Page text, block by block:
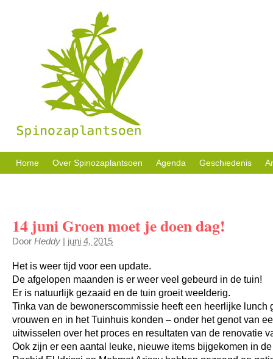
Home Over Spinozaplantsoen Agenda Geschiedenis
14 juni Groen moet je doen dag!
Door Heddy juni 4, 2015
Het is weer tijd voor een update.
De afgelopen maanden is er weer veel gebeurd in de tuin!
Er is natuurlijk gezaaid en de tuin groeit weelderig.
Tinka van de bewonerscommissie heeft een heerlijke lunch
vrouwen en in het Tuinhuis konden – onder het genot van
uitwisselen over het proces en resultaten van de renovatie
Ook zijn er een aantal leuke, nieuwe items bijgekomen in